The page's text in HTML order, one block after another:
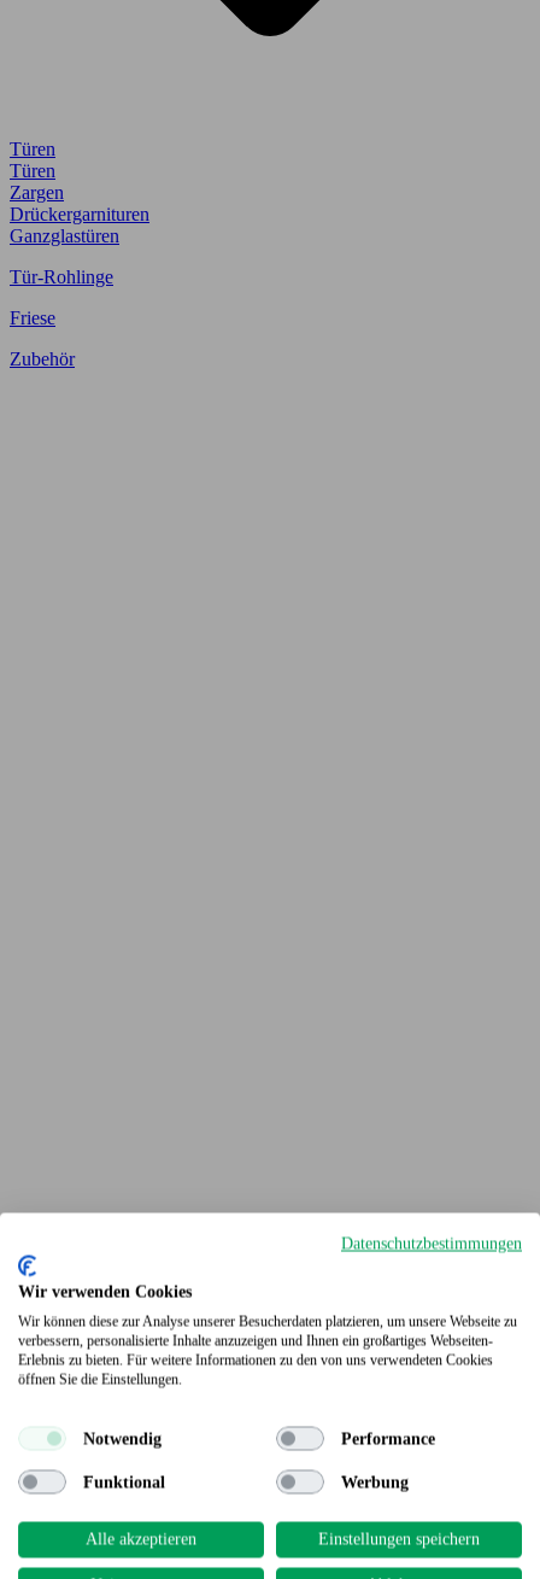
Türen
Türen
Zargen
Drückergarnituren
Ganzglastüren
Tür-Rohlinge
Friese
Zubehör
Terrassendielen
Datenschutzbestimmungen
Wir verwenden Cookies
Wir können diese zur Analyse unserer Besucherdaten platzieren, um unsere Webseite zu
verbessern, personalisierte Inhalte anzuzeigen und Ihnen ein großartiges Webseiten-
Erlebnis zu bieten. Für weitere Informationen zu den von uns verwendeten Cookies
öffnen Sie die Einstellungen.
Notwendig Performance
Funktional Werbung
Alle akzeptieren Einstellungen speichern